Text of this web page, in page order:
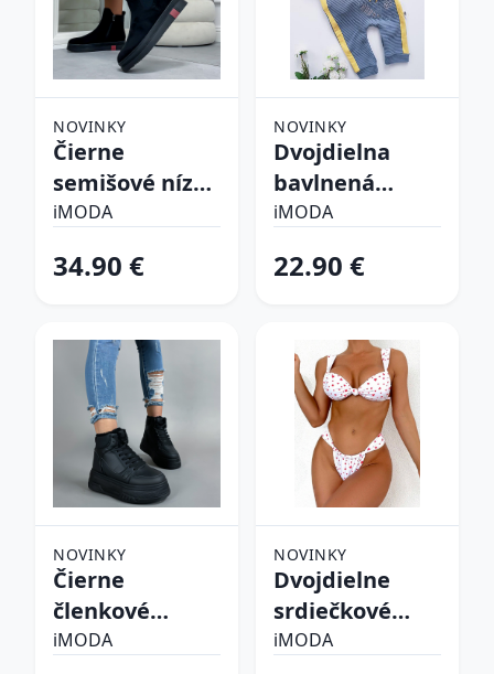
NOVINKY
Čierne
semišové nízke
čižmy
iMODA
34.90 €
NOVINKY
Dvojdielna
bavlnená
súprava
iMODA
22.90 €
NOVINKY
Čierne
členkové
zateplené
iMODA
NOVINKY
Dvojdielne
srdiečkové
plavky
iMODA